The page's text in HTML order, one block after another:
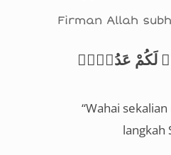
Firman Allah
لَكُمْ عَدُوٌّۭ
“Wahai
langkah